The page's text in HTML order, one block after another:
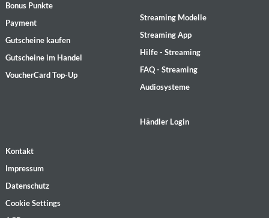
Bonus Punkte
Payment
Gutscheine kaufen
Gutscheine im Handel
VoucherCard Top-Up
Streaming Modelle
Streaming App
Hilfe - Streaming
FAQ - Streaming
Audiosysteme
Händler Login
Kontakt
Impressum
Datenschutz
Cookie Settings